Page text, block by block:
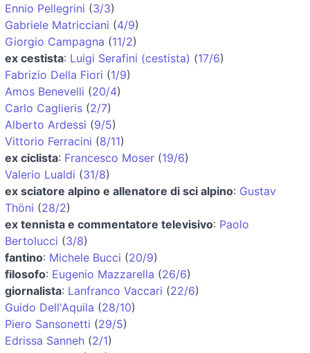
Ennio Pellegrini (3/3)
Gabriele Matricciani (4/9)
Giorgio Campagna (11/2)
ex cestista: Luigi Serafini (cestista) (17/6)
Fabrizio Della Fiori (1/9)
Amos Benevelli (20/4)
Carlo Caglieris (2/7)
Alberto Ardessi (9/5)
Vittorio Ferracini (8/11)
ex ciclista: Francesco Moser (19/6)
Valerio Lualdi (31/8)
ex sciatore alpino e allenatore di sci alpino: Gustav
Thöni (28/2)
ex tennista e commentatore televisivo: Paolo
Bertolucci (3/8)
fantino: Michele Bucci (20/9)
filosofo: Eugenio Mazzarella (26/6)
giornalista: Lanfranco Vaccari (22/6)
Guido Dell'Aquila (28/10)
Piero Sansonetti (29/5)
Edrissa Sanneh (2/1)